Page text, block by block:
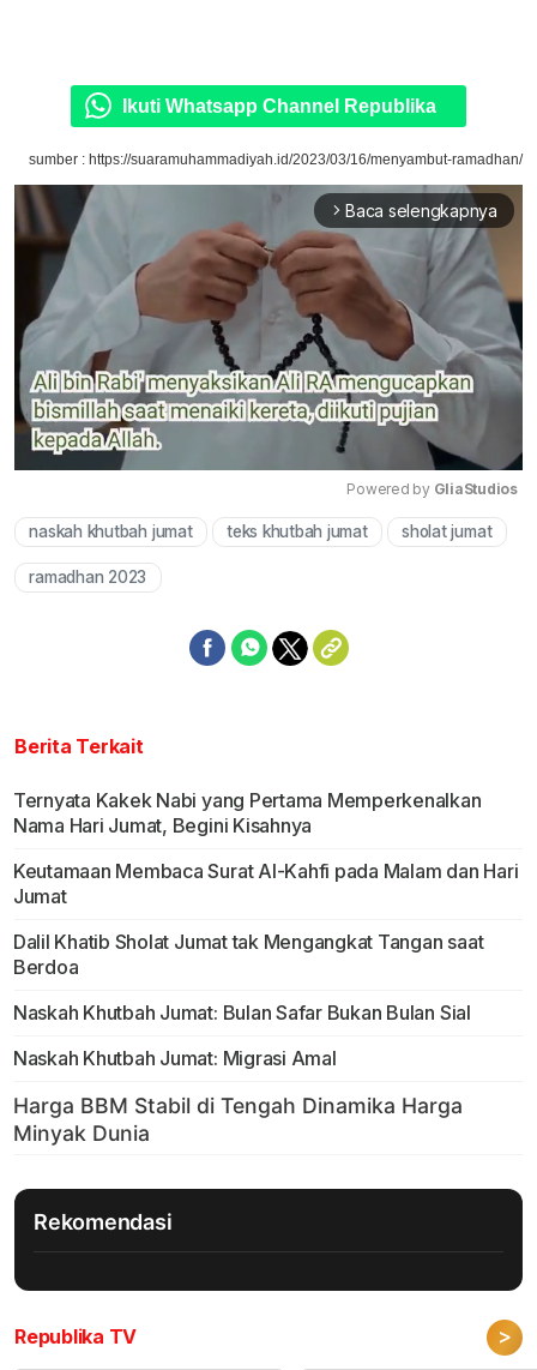
Ikuti Whatsapp Channel Republika
sumber : https://suaramuhammadiyah.id/2023/03/16/menyambut-ramadhan/
arrow_forward_ios Baca selengkapnya
Mute
Powered by GliaStudios
naskah khutbah jumat teks khutbah jumat sholat jumat
ramadhan 2023
Berita Terkait
Ternyata Kakek Nabi yang Pertama Memperkenalkan
Nama Hari Jumat, Begini Kisahnya
Keutamaan Membaca Surat Al-Kahfi pada Malam dan Hari
Jumat
Dalil Khatib Sholat Jumat tak Mengangkat Tangan saat
Berdoa
Naskah Khutbah Jumat: Bulan Safar Bukan Bulan Sial
Naskah Khutbah Jumat: Migrasi Amal
Rekomendasi
Republika TV >